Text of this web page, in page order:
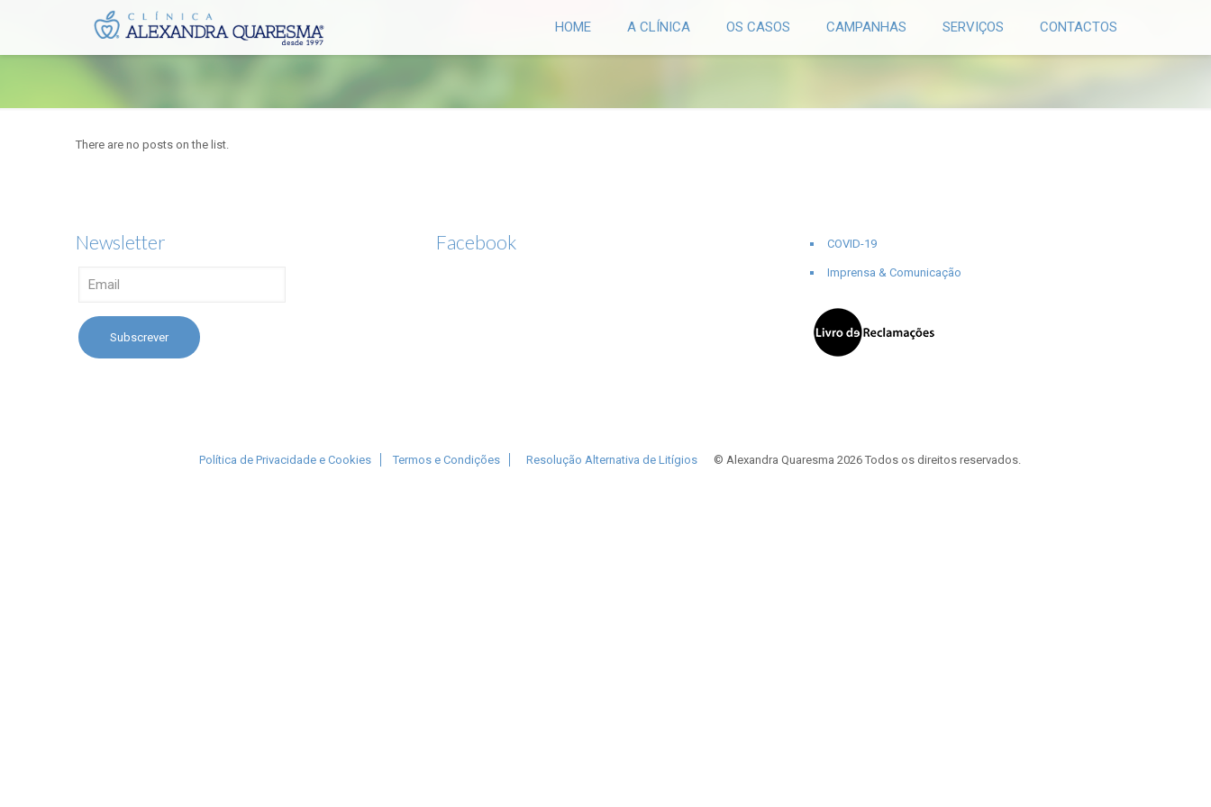
HOME A CLÍNICA OS CASOS CAMPANHAS SERVIÇOS CONTACTOS
There are no posts on the list.
Newsletter Facebook COVID-19
Imprensa & Comunicação
Política de Privacidade e Cookies Termos e Condições Resolução Alternativa de Litígios © Alexandra Quaresma 2026 Todos os direitos reservados.